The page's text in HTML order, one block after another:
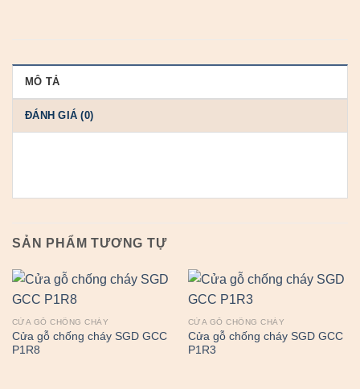
MÔ TẢ
ĐÁNH GIÁ (0)
SẢN PHẨM TƯƠNG TỰ
CỬA GỖ CHỐNG CHÁY
Cửa gỗ chống cháy SGD GCC
P1R8
CỬA GỖ CHỐNG CHÁY
Cửa gỗ chống cháy SGD GCC
P1R3